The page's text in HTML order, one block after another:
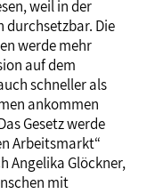
weil in der
durchsetzbar. Die
werde mehr
auf dem
schneller als
ankommen
Gesetz werde
Arbeitsmarkt“
Angelika Glöckner,
mit